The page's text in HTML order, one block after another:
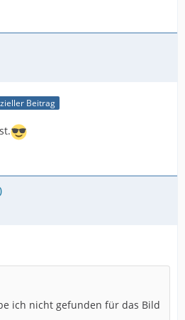
Beitrag
ich nicht gefunden für das Bild